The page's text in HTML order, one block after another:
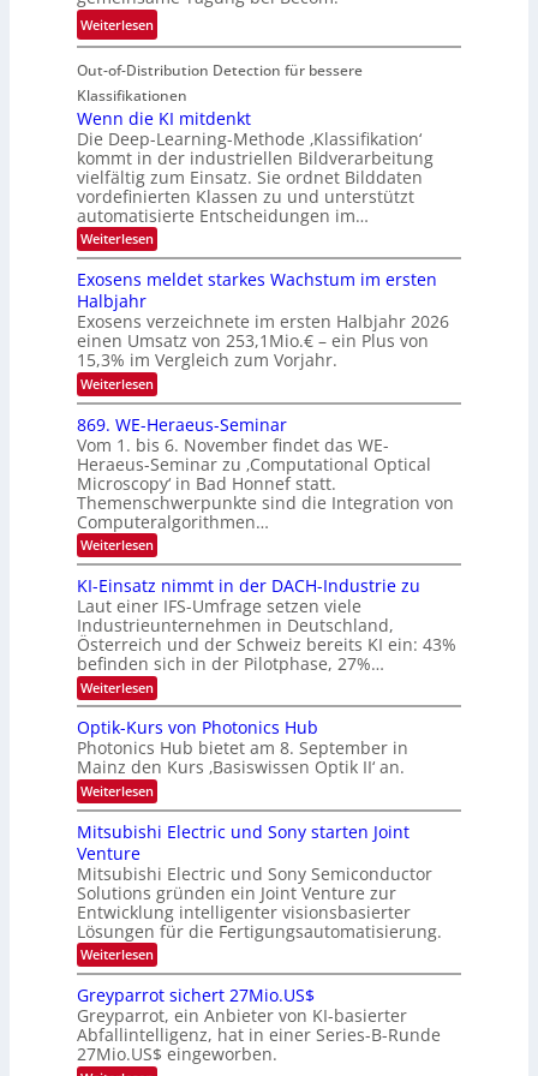
e
i
n
V
I
S
I
O
N
T
e
c
h
T
a
k
s
T
o
r
e
n
a
u
f
d
e
r
V
S
I
O
N
2
0
2
6
Weiterlesen:
T
a
g
u
n
g
z
u
E
l
e
t
r
o
n
k
-
u
n
d
B
i
l
d
v
e
r
a
r
b
e
i
n
g
s
-
T
e
n
d
Out-of-Distribution Detection für bessere
Klassifikationen
Wenn die KI mitdenkt
Die Deep-Learning-Methode ‚Klassifikation‘
kommt in der industriellen Bildverarbeitung
vielfältig zum Einsatz. Sie ordnet Bilddaten
vordefinierten Klassen zu und unterstützt
automatisierte Entscheidungen im…
Weiterlesen:
W
n
d
i
e
K
I
m
i
t
d
e
n
k
t
Exosens meldet starkes Wachstum im ersten
Halbjahr
Exosens verzeichnete im ersten Halbjahr 2026
einen Umsatz von 253,1Mio.€ – ein Plus von
15,3% im Vergleich zum Vorjahr.
Weiterlesen:
E
x
o
s
e
n
s
m
e
l
d
e
t
s
t
a
r
k
e
W
a
c
h
s
u
i
m
e
r
s
t
e
n
H
a
l
b
j
869. WE-Heraeus-Seminar
Vom 1. bis 6. November findet das WE-
Heraeus-Seminar zu ‚Computational Optical
Microscopy‘ in Bad Honnef statt.
Themenschwerpunkte sind die Integration von
Computeralgorithmen…
Weiterlesen:
8
9
.
W
E
-
H
e
r
a
e
u
s
-
S
e
n
a
r
KI-Einsatz nimmt in der DACH-Industrie zu
Laut einer IFS-Umfrage setzen viele
Industrieunternehmen in Deutschland,
Österreich und der Schweiz bereits KI ein: 43%
befinden sich in der Pilotphase, 27%…
Weiterlesen:
K
-
E
i
n
s
t
n
m
m
t
i
n
d
e
r
D
A
Optik-Kurs von Photonics Hub
Photonics Hub bietet am 8. September in
Mainz den Kurs ‚Basiswissen Optik II‘ an.
Weiterlesen:
O
p
t
k
-
K
u
r
s
v
o
n
P
h
o
Mitsubishi Electric und Sony starten Joint
Venture
Mitsubishi Electric und Sony Semiconductor
Solutions gründen ein Joint Venture zur
Entwicklung intelligenter visionsbasierter
Lösungen für die Fertigungsautomatisierung.
Weiterlesen:
M
t
s
u
b
i
Greyparrot sichert 27Mio.US$
Greyparrot, ein Anbieter von KI-basierter
Abfallintelligenz, hat in einer Series-B-Runde
27Mio.US$ eingeworben.